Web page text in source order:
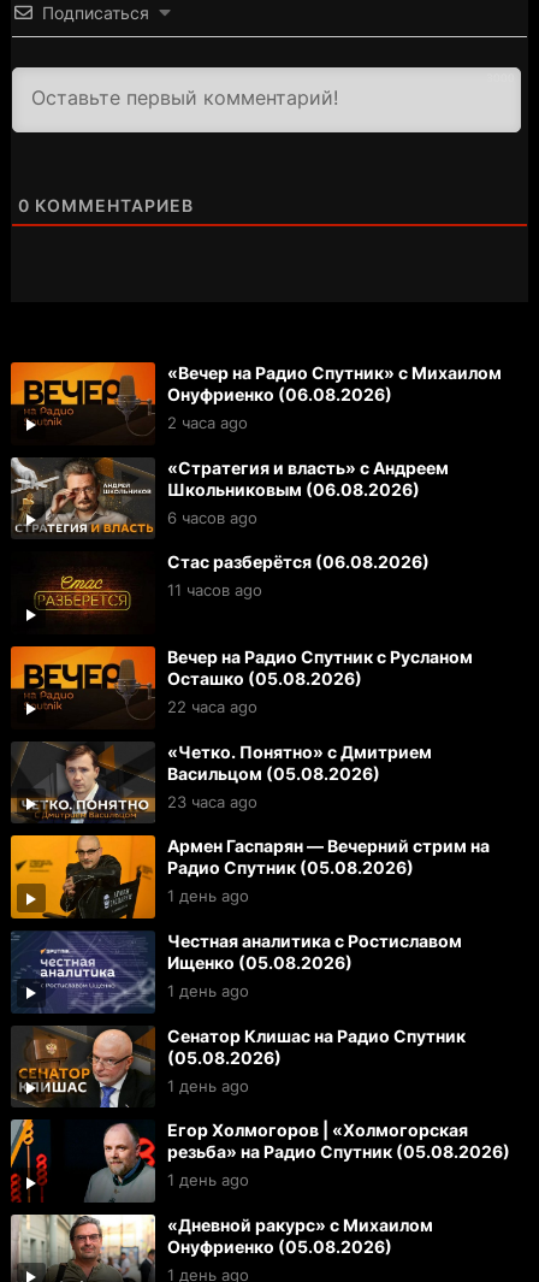
Подписаться
0 КОММЕНТАРИЕВ
«Вечер на Радио Спутник» с Михаилом
Онуфриенко (06.08.2026)
2 часа ago
«Стратегия и власть» с Андреем
Школьниковым (06.08.2026)
6 часов ago
Стас разберётся (06.08.2026)
11 часов ago
Вечер на Радио Спутник с Русланом
Осташко (05.08.2026)
22 часа ago
«Четко. Понятно» с Дмитрием
Васильцом (05.08.2026)
23 часа ago
Армен Гаспарян — Вечерний стрим на
Радио Спутник (05.08.2026)
1 день ago
Честная аналитика с Ростиславом
Ищенко (05.08.2026)
1 день ago
Сенатор Клишас на Радио Спутник
(05.08.2026)
1 день ago
Егор Холмогоров | «Холмогорская
резьба» на Радио Спутник (05.08.2026)
1 день ago
«Дневной ракурс» с Михаилом
Онуфриенко (05.08.2026)
1 день ago